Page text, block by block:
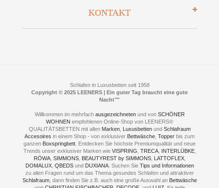
Preisgarantie
Presse
Jobs
Fotoalbum
Kontakt
KONTAKT
Neuer Showroom für unsere Onlineartikel.
Kontakt via:WhatsApp
Kontakt via:eMail
mögliche Zeiten für eine Showroom Terminreservierung
MO und DI geschlossen
MI - FR 11 bis 17 Uhr
SA 11 bis 15 Uhr
Schlafen in Luxusbetten seit 1958
Copyright © 2025 LEENERS | Ein guter Tag braucht eine gute
Nacht™
Willkommen im mehrfach ausgezeichneten und von SCHÖNER
WOHNEN empfohlenen Online-Shop von LEENERS®
QUALITÄTSBETTEN mit allen Marken, Luxusbettenund Schlafraum
Accesoires in einem Shop - von exklusiver Bettwäsche Topper bis zum
ganzen Boxspringbett . Entdecken Sie höchste Premiumqualität und neue
Trends unser exklusiver Marken wie VISPRING TRECA, INTERLÜBKE,
RÖWA, SIMMONS, BEAUTYREST by SIMMONS, LATTOFLEX,
DOMALUX, QBEDSund DUXIANA. Suchen Sie Tips und Informationen
zu allen Fragen rund um das Thema gesundes Schlafen und attraktiver
Schlafraum, dann finden Sie z.B. auch eine große Auswahl an Bettwäsche